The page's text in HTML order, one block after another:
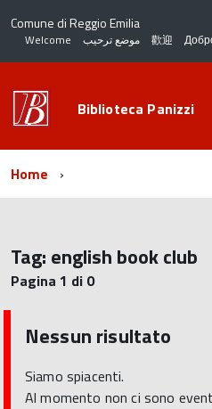
Comune di Reggio Emilia
Welcome موضع ترحيب 歡迎
Biblioteca Panizzi
Home
Tag: english book club
Pagina 1 di 0
Nessun risultato
Siamo spiacenti.
Al momento non ci sono